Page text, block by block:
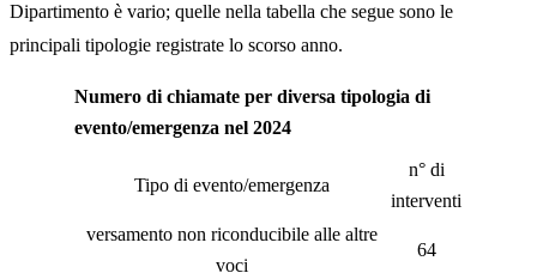
Dipartimento è vario; quelle nella tabella che segue sono le
principali tipologie registrate lo scorso anno.
Numero di chiamate per diversa tipologia di
evento/emergenza nel 2024
Tipo di evento/emergenza
n° di
interventi
versamento non riconducibile alle altre
voci
64